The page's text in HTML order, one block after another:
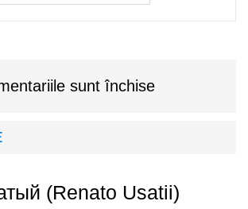
sunt închise
(Renato Usatii)